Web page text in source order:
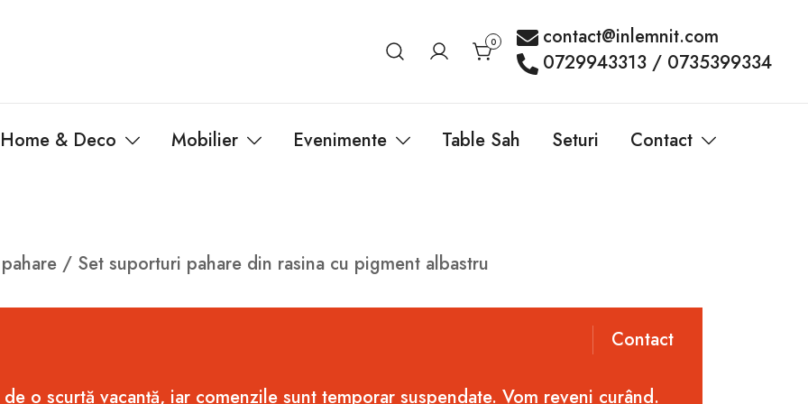
0
contact@inlemnit.com
0729943313 / 0735399334
Home & Deco Mobilier Evenimente Table Sah Seturi Contact
/ Set suporturi pahare din rasina cu pigment albastru
Contact
o scurtă vacanță, iar comenzile sunt temporar suspendate. Vom reveni curând.